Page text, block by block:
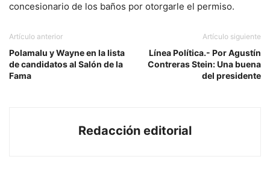
concesionario de los baños por otorgarle el permiso.
Artículo anterior
Polamalu y Wayne en la lista
de candidatos al Salón de la
Fama
Artículo siguiente
Línea Política.- Por Agustín
Contreras Stein: Una buena
del presidente
Redacción editorial